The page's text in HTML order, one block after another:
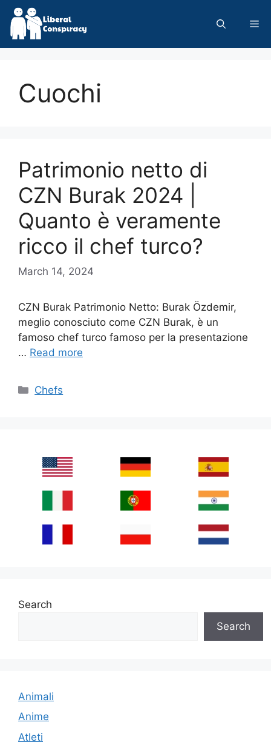
Skip
content
Cuochi
Patrimonio netto di
CZN Burak 2024 |
Quanto è veramente
ricco il chef turco?
March 14, 2024
CZN Burak Patrimonio Netto: Burak Özdemir,
meglio conosciuto come CZN Burak, è un
famoso chef turco famoso per la presentazione
… Read more
Categories
Chefs
Search
Search
Animali
Anime
Atleti